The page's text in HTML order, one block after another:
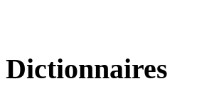
Dictionnaires